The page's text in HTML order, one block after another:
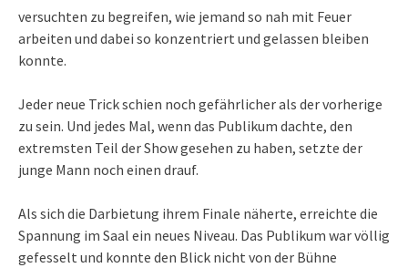
versuchten zu begreifen, wie jemand so nah mit Feuer
arbeiten und dabei so konzentriert und gelassen bleiben
konnte.
Jeder neue Trick schien noch gefährlicher als der vorherige
zu sein. Und jedes Mal, wenn das Publikum dachte, den
extremsten Teil der Show gesehen zu haben, setzte der
junge Mann noch einen drauf.
Als sich die Darbietung ihrem Finale näherte, erreichte die
Spannung im Saal ein neues Niveau. Das Publikum war völlig
gefesselt und konnte den Blick nicht von der Bühne